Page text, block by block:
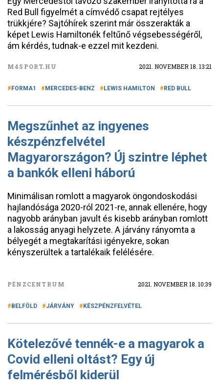
Red Bull figyelmét a címvédő csapat rejtélyes
trükkjére? Sajtóhírek szerint már összerakták a
képet Lewis Hamiltonék feltűnő végsebességéről,
ám kérdés, tudnak-e ezzel mit kezdeni.
M4SPORT.HU 2021. NOVEMBER 18. 13:21
FORMA1 MERCEDES-BENZ LEWIS HAMILTON RED BULL
Megszűnhet az ingyenes
készpénzfelvétel
Magyarországon? Új szintre léphet
a bankók elleni háború
Minimálisan romlott a magyarok öngondoskodási
hajlandósága 2020-ról 2021-re, annak ellenére, hogy
nagyobb arányban javult és kisebb arányban romlott
a lakosság anyagi helyzete. A járvány rányomta a
bélyegét a megtakarítási igényekre, sokan
kényszerültek a tartalékaik felélésére.
PÉNZCENTRUM 2021. NOVEMBER 18. 10:39
BELFÖLD JÁRVÁNY KÉSZPÉNZFELVÉTEL
Kötelezővé tennék-e a magyarok a
Covid elleni oltást? Egy új
felmérésből kiderül